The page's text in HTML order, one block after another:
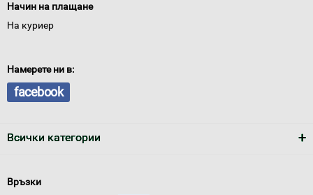
Начин на плащане
На куриер
Намерете ни в:
facebook
Всички категории
Връзки